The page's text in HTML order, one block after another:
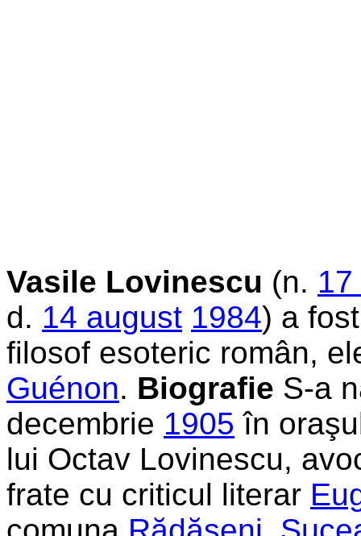
Vasile Lovinescu (n.
d. 14 august 1984) a
filosof esoteric român,
Guénon. Biografie S-a
decembrie 1905 în
lui Octav Lovinescu,
frate cu criticul literar